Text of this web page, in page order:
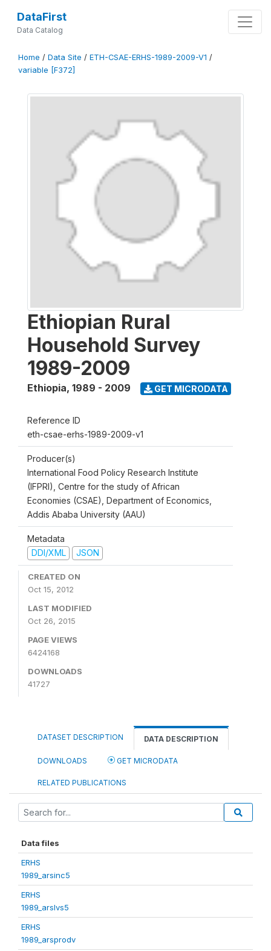
DataFirst
Data Catalog
Home / Data Site / ETH-CSAE-ERHS-1989-2009-V1 /
variable [F372]
Ethiopian Rural
Household Survey
1989-2009
Ethiopia, 1989 - 2009 GET MICRODATA
Reference ID
eth-csae-erhs-1989-2009-v1
Producer(s)
International Food Policy Research Institute
(IFPRI), Centre for the study of African
Economies (CSAE), Department of Economics,
Addis Ababa University (AAU)
Metadata
DDI/XML
JSON
CREATED ON
Oct 15, 2012
LAST MODIFIED
Oct 26, 2015
PAGE VIEWS
6424168
DOWNLOADS
41727
DATASET DESCRIPTION DATA DESCRIPTION
DOWNLOADS GET MICRODATA
RELATED PUBLICATIONS
Data files
ERHS
1989_arsinc5
ERHS
1989_arslvs5
ERHS
1989_arsprodv